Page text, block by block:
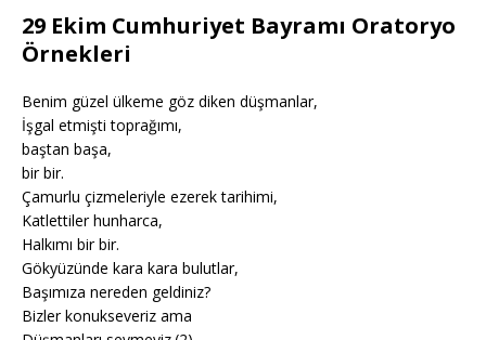
29 Ekim Cumhuriyet Bayramı Oratoryo
Örnekleri
Benim güzel ülkeme göz diken düşmanlar,
İşgal etmişti toprağımı,
baştan başa,
bir bir.
Çamurlu çizmeleriyle ezerek tarihimi,
Katlettiler hunharca,
Halkımı bir bir.
Gökyüzünde kara kara bulutlar,
Başımıza nereden geldiniz?
Bizler konukseveriz ama